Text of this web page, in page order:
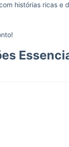
histórias ricas e